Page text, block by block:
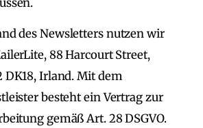
des Newsletters nutzen wir
88 Harcourt Street,
DK18, Irland. Mit dem
besteht ein Vertrag zur
gemäß Art. 28 DSGVO.